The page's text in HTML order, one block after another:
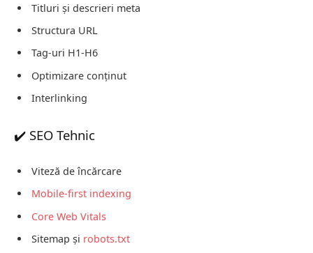
Titluri și descrieri meta
Structura URL
Tag-uri H1-H6
Optimizare conținut
Interlinking
✔️ SEO Tehnic
Viteză de încărcare
Mobile-first indexing
Core Web Vitals
Sitemap și robots.txt